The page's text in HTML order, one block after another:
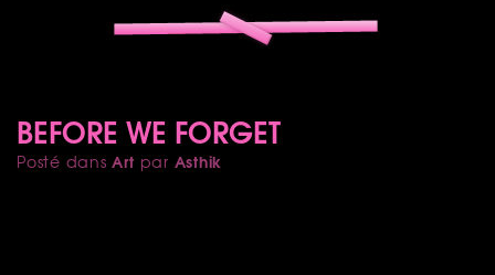
BEFORE WE FORGET
Posté dansArt par Asthik